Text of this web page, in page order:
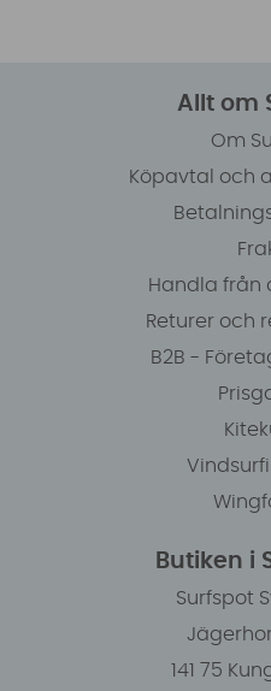
Allt om
Om
Köpavtal och
Handla från
Returer och
B2B -
Butiken i
Surfspot
141 75